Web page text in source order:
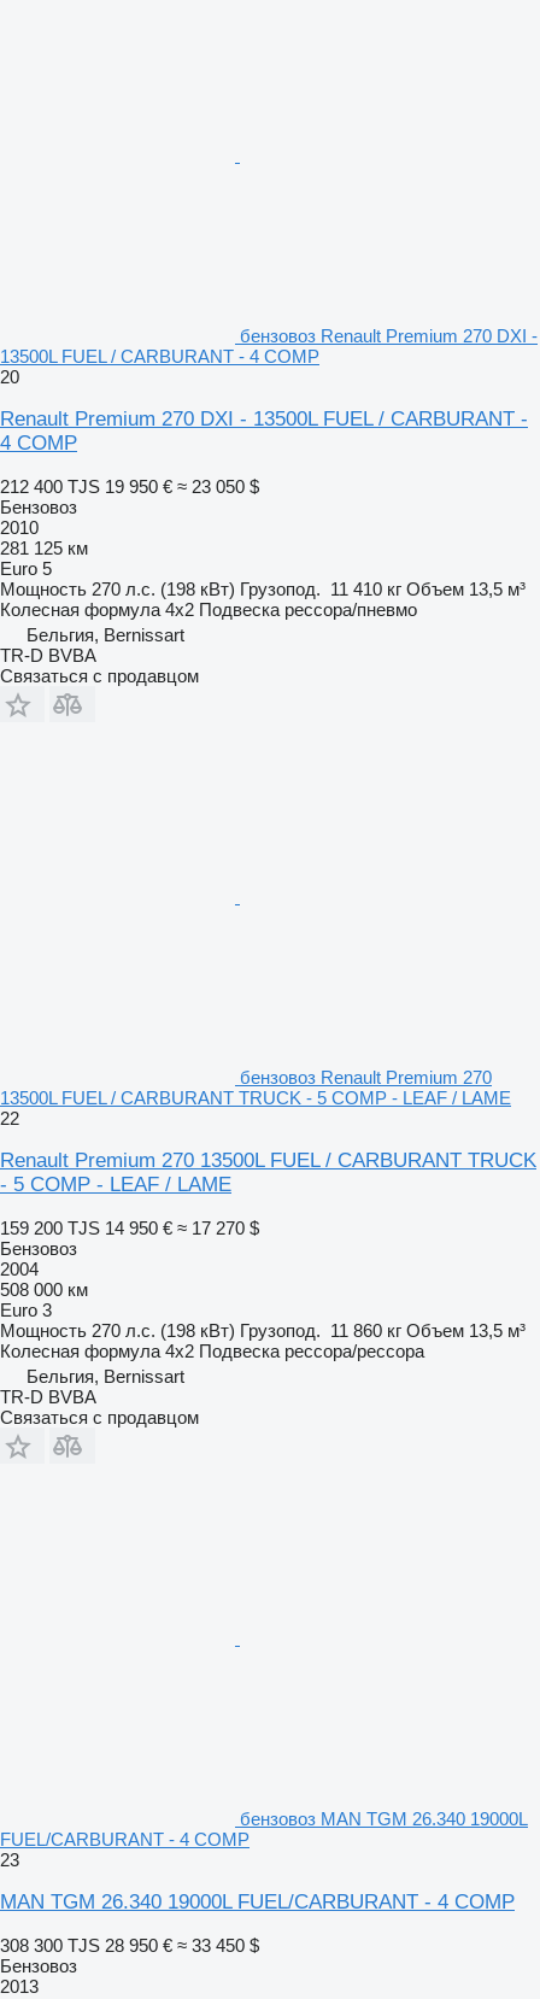
бензовоз Renault Premium 270 DXI -
13500L FUEL / CARBURANT - 4 COMP
20
Renault Premium 270 DXI - 13500L FUEL / CARBURANT -
4 COMP
212 400 TJS 19 950 € ≈ 23 050 $
Бензовоз
2010
281 125 км
Euro 5
Мощность 270 л.с. (198 кВт) Грузопод. 11 410 кг Объем 13,5 м³
Колесная формула 4x2 Подвеска рессора/пневмо
Бельгия, Bernissart
TR-D BVBA
Связаться с продавцом
бензовоз Renault Premium 270
13500L FUEL / CARBURANT TRUCK - 5 COMP - LEAF / LAME
22
Renault Premium 270 13500L FUEL / CARBURANT TRUCK
- 5 COMP - LEAF / LAME
159 200 TJS 14 950 € ≈ 17 270 $
Бензовоз
2004
508 000 км
Euro 3
Мощность 270 л.с. (198 кВт) Грузопод. 11 860 кг Объем 13,5 м³
Колесная формула 4x2 Подвеска рессора/рессора
Бельгия, Bernissart
TR-D BVBA
Связаться с продавцом
бензовоз MAN TGM 26.340 19000L
FUEL/CARBURANT - 4 COMP
23
MAN TGM 26.340 19000L FUEL/CARBURANT - 4 COMP
308 300 TJS 28 950 € ≈ 33 450 $
Бензовоз
2013